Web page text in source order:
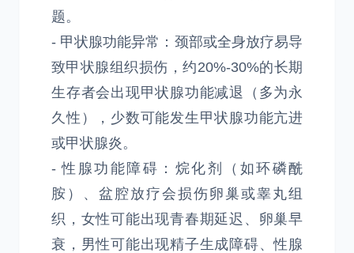
题。
- 甲状腺功能异常：颈部或全身放疗易导
致甲状腺组织损伤，约20%-30%的长期
生存者会出现甲状腺功能减退（多为永
久性），少数可能发生甲状腺功能亢进
或甲状腺炎。
- 性腺功能障碍：烷化剂（如环磷酰
胺）、盆腔放疗会损伤卵巢或睾丸组
织，女性可能出现青春期延迟、卵巢早
衰，男性可能出现精子生成障碍、性腺